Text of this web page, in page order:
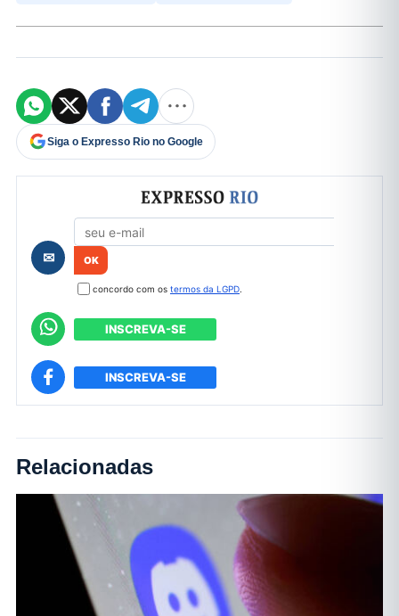
Siga o Expresso Rio no Google
Formulário de cadastro
✉
concordo com os termos da LGPD.
INSCREVA-SE
INSCREVA-SE
Relacionadas